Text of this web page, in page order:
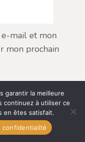
mail et mon
mon prochain
garantir la meilleure
continuez à utiliser ce
en êtes satisfait.
confidentialité